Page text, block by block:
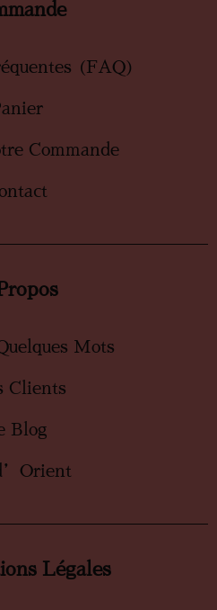
(FAQ)
Commande
Mots
Clients
Blog
Légales